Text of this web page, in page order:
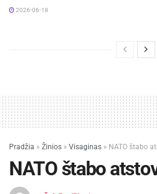
2026-06-18
Pradžia » Žinios » Visaginas » NATO štabo
NATO štabo